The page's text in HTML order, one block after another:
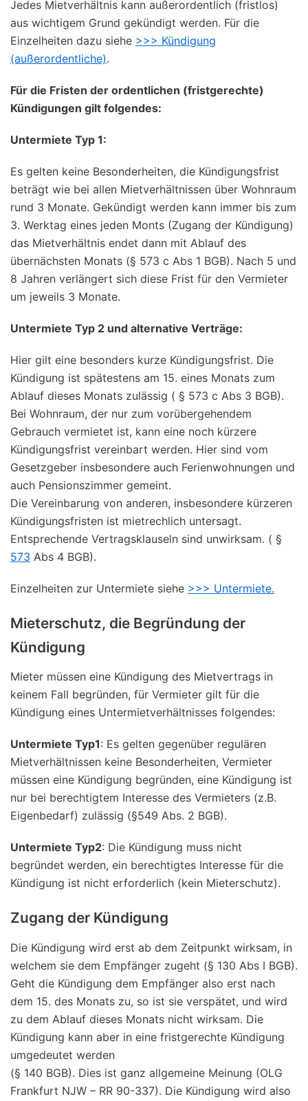
Jedes Mietverhältnis kann außerordentlich (fristlos)
aus wichtigem Grund gekündigt werden. Für die
Einzelheiten dazu siehe >>> Kündigung
(außerordentliche).
Für die Fristen der ordentlichen (fristgerechte)
Kündigungen gilt folgendes:
Untermiete Typ 1:
Es gelten keine Besonderheiten, die Kündigungsfrist
beträgt wie bei allen Mietverhältnissen über Wohnraum
rund 3 Monate. Gekündigt werden kann immer bis zum
3. Werktag eines jeden Monts (Zugang der Kündigung)
das Mietverhältnis endet dann mit Ablauf des
übernächsten Monats (§ 573 c Abs 1 BGB). Nach 5 und
8 Jahren verlängert sich diese Frist für den Vermieter
um jeweils 3 Monate.
Untermiete Typ 2 und alternative Verträge:
Hier gilt eine besonders kurze Kündigungsfrist. Die
Kündigung ist spätestens am 15. eines Monats zum
Ablauf dieses Monats zulässig ( § 573 c Abs 3 BGB).
Bei Wohnraum, der nur zum vorübergehendem
Gebrauch vermietet ist, kann eine noch kürzere
Kündigungsfrist vereinbart werden. Hier sind vom
Gesetzgeber insbesondere auch Ferienwohnungen und
auch Pensionszimmer gemeint.
Die Vereinbarung von anderen, insbesondere kürzeren
Kündigungsfristen ist mietrechlich untersagt.
Entsprechende Vertragsklauseln sind unwirksam. ( §
573 Abs 4 BGB).
Einzelheiten zur Untermiete siehe >>> Untermiete.
Mieterschutz, die Begründung der
Kündigung
Mieter müssen eine Kündigung des Mietvertrags in
keinem Fall begründen, für Vermieter gilt für die
Kündigung eines Untermietverhältnisses folgendes:
Untermiete Typ1: Es gelten gegenüber regulären
Mietverhältnissen keine Besonderheiten, Vermieter
müssen eine Kündigung begründen, eine Kündigung ist
nur bei berechtigtem Interesse des Vermieters (z.B.
Eigenbedarf) zulässig (§549 Abs. 2 BGB).
Untermiete Typ2: Die Kündigung muss nicht
begründet werden, ein berechtigtes Interesse für die
Kündigung ist nicht erforderlich (kein Mieterschutz).
Zugang der Kündigung
Die Kündigung wird erst ab dem Zeitpunkt wirksam, in
welchem sie dem Empfänger zugeht (§ 130 Abs I BGB).
Geht die Kündigung dem Empfänger also erst nach
dem 15. des Monats zu, so ist sie verspätet, und wird
zu dem Ablauf dieses Monats nicht wirksam. Die
Kündigung kann aber in eine fristgerechte Kündigung
umgedeutet werden
(§ 140 BGB). Dies ist ganz allgemeine Meinung (OLG
Frankfurt NJW – RR 90-337). Die Kündigung wird also